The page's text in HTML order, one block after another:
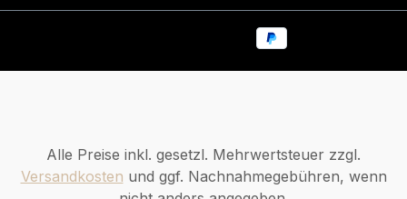
Alle Preise inkl. gesetzl. Mehrwertsteuer zzgl.
Versandkosten und ggf. Nachnahmegebühren, wenn